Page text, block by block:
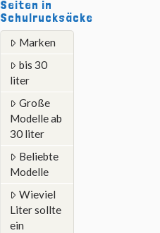
Seiten in
Schulrucksäcke
Marken
bis 30
liter
Große
Modelle ab
30 liter
Beliebte
Modelle
Wieviel
Liter sollte
ein